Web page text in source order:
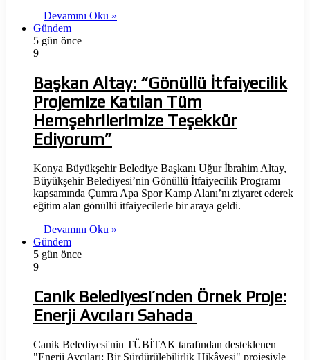
Devamını Oku »
Gündem
5 gün önce
9
Başkan Altay: “Gönüllü İtfaiyecilik
Projemize Katılan Tüm
Hemşehrilerimize Teşekkür
Ediyorum”
Konya Büyükşehir Belediye Başkanı Uğur İbrahim Altay,
Büyükşehir Belediyesi’nin Gönüllü İtfaiyecilik Programı
kapsamında Çumra Apa Spor Kamp Alanı’nı ziyaret ederek
eğitim alan gönüllü itfaiyecilerle bir araya geldi.
Devamını Oku »
Gündem
5 gün önce
9
Canik Belediyesi’nden Örnek Proje:
Enerji Avcıları Sahada
Canik Belediyesi'nin TÜBİTAK tarafından desteklenen
"Enerji Avcıları; Bir Sürdürülebilirlik Hikâyesi" projesiyle